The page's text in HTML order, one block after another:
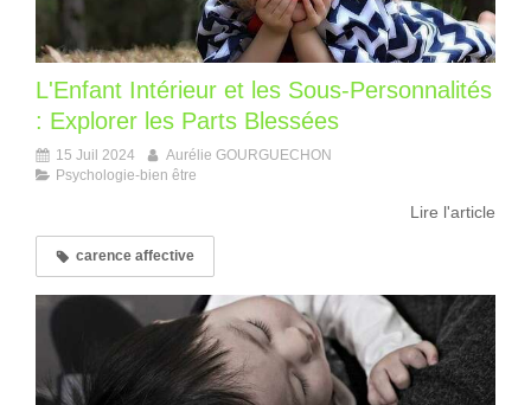
L'Enfant Intérieur et les Sous-Personnalités
: Explorer les Parts Blessées
15 Juil 2024
Aurélie GOURGUECHON
Psychologie-bien être
Lire l'article
carence affective